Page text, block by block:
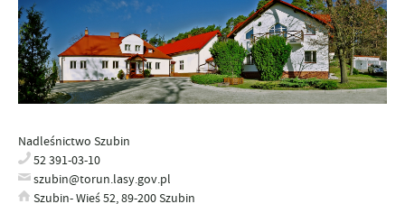
Nadleśnictwo Szubin
52 391-03-10
szubin@torun.lasy.gov.pl
Szubin- Wieś 52, 89-200 Szubin